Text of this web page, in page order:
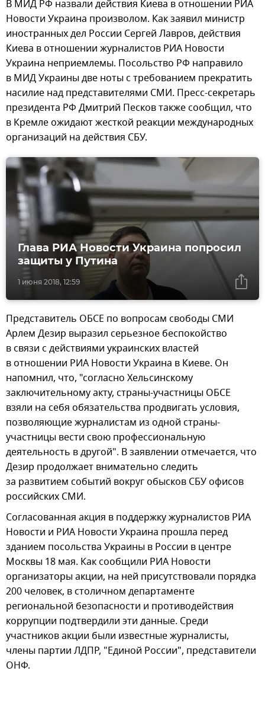
В МИД РФ назвали действия Киева в отношении РИА
Новости Украина произволом. Как заявил министр
иностранных дел России Сергей Лавров, действия
Киева в отношении журналистов РИА Новости
Украина неприемлемы. Посольство РФ направило
в МИД Украины две ноты с требованием прекратить
насилие над представителями СМИ. Пресс-секретарь
президента РФ Дмитрий Песков также сообщил, что
в Кремле ожидают жесткой реакции международных
организаций на действия СБУ.
1 июня 2018, 12:59
Глава РИА Новости Украина попросил
защиты у Путина
Представитель ОБСЕ по вопросам свободы СМИ
Арлем Дезир выразил серьезное беспокойство
в связи с действиями украинских властей
в отношении РИА Новости Украина в Киеве. Он
напомнил, что, "согласно Хельсинскому
заключительному акту, страны-участницы ОБСЕ
взяли на себя обязательства продвигать условия,
позволяющие журналистам из одной страны-
участницы вести свою профессиональную
деятельность в другой". В заявлении отмечается, что
Дезир продолжает внимательно следить
за развитием событий вокруг обысков СБУ офисов
российских СМИ.
Согласованная акция в поддержку журналистов РИА
Новости и РИА Новости Украина прошла перед
зданием посольства Украины в России в центре
Москвы 18 мая. Как сообщили РИА Новости
организаторы акции, на ней присутствовали порядка
200 человек, в столичном департаменте
региональной безопасности и противодействия
коррупции подтвердили эти данные. Среди
участников акции были известные журналисты,
члены партии ЛДПР, "Единой России", представители
ОНФ.